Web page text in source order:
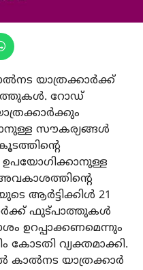
യാത്രക്കാര്‍ക്ക്
റോഡ്
സൗകര്യങ്ങള്‍
ആര്‍ട്ടിക്കിള്‍ 21
ഫുട്പാത്തുകള്‍
ഉറപ്പാക്കണമെന്നും
കോടതി വ്യക്തമാക്കി.
കാല്‍നട യാത്രക്കാര്‍